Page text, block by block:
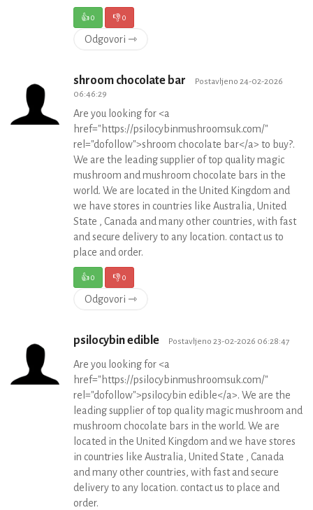
👍0 👎0
Odgovori ⇾
shroom chocolate bar
Postavljeno 24-02-2026
06:46:29
Are you looking for <a
href="https://psilocybinmushroomsuk.com/"
rel="dofollow">shroom chocolate bar</a> to buy?.
We are the leading supplier of top quality magic
mushroom and mushroom chocolate bars in the
world. We are located in the United Kingdom and
we have stores in countries like Australia, United
State , Canada and many other countries, with fast
and secure delivery to any location. contact us to
place and order.
👍0 👎0
Odgovori ⇾
psilocybin edible Postavljeno 23-02-2026 06:28:47
Are you looking for <a
href="https://psilocybinmushroomsuk.com/"
rel="dofollow">psilocybin edible</a>. We are the
leading supplier of top quality magic mushroom and
mushroom chocolate bars in the world. We are
located in the United Kingdom and we have stores
in countries like Australia, United State , Canada
and many other countries, with fast and secure
delivery to any location. contact us to place and
order.